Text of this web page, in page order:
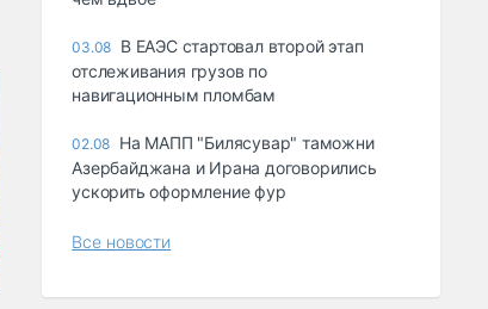
03.08 В ЕАЭС стартовал второй этап
отслеживания грузов по
навигационным пломбам
02.08 На МАПП "Билясувар" таможни
Азербайджана и Ирана договорились
ускорить оформление фур
Все новости